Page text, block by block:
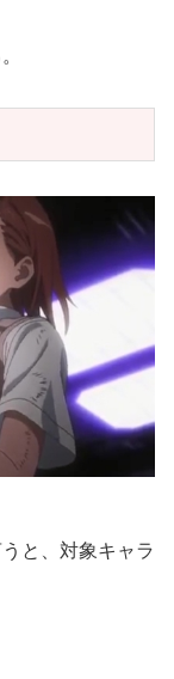
と、対象キャラ